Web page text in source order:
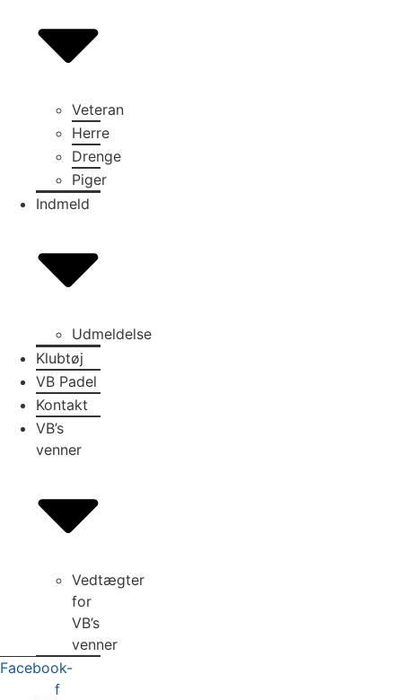
Veteran
Herre
Drenge
Piger
Indmeld
Udmeldelse
Klubtøj
VB Padel
Kontakt
VB’s
venner
Vedtægter
for
VB’s
venner
Facebook-
f